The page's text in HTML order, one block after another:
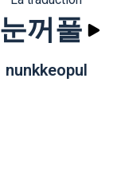
눈꺼풀
nunkkeopul